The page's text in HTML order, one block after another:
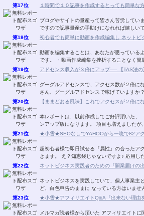
第17位
１時間で１０記事を作成するとっても簡単な
ブログやサイトの量産って皆さん苦労してい
ですので記事量産の手助けになれれば嬉しい
第18位
初心者でも簡単に動画を作成編集し ネットビ
動画を編集することは、あなたが思っている
です。 ・動画作成編集を挫折することなく
第19位
アドセンス収入が３倍にアップ── 【TAS法の
グーグルアドセンスで、アクセス数が２倍に
さん、グーグルアドセンスで稼げていますか
第20位
【ままどおる風味】これでアクセスが２倍に
本レポートは、以前作成してご好評頂いた、
ンアップ版になります。 項目も増えました
第21位
★小雪★SEOなしでYAHOOから一晩で82ア
超初心者様で即日試せる『属性』の合ったア
きます。 え？知恵袋じゃないですよ♪ 応用し
第22位
ネットビジネス実践者のための『開業届けの
ネットビジネスを実践していて、個人事業主
ど、白色申告のままに なっている方はいま
第23位
★小雪★アフィリエイトQ&A『出来ない理由
メルマガ読者様から頂いた アフィリエイト